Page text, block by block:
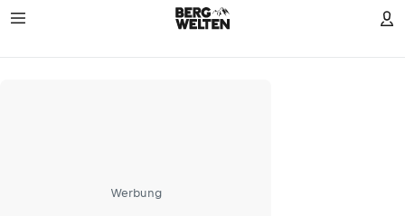
Werbung